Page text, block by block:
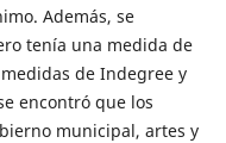
Además, se
tenía una medida de
de Indegree y
encontró que los
municipal, artes y